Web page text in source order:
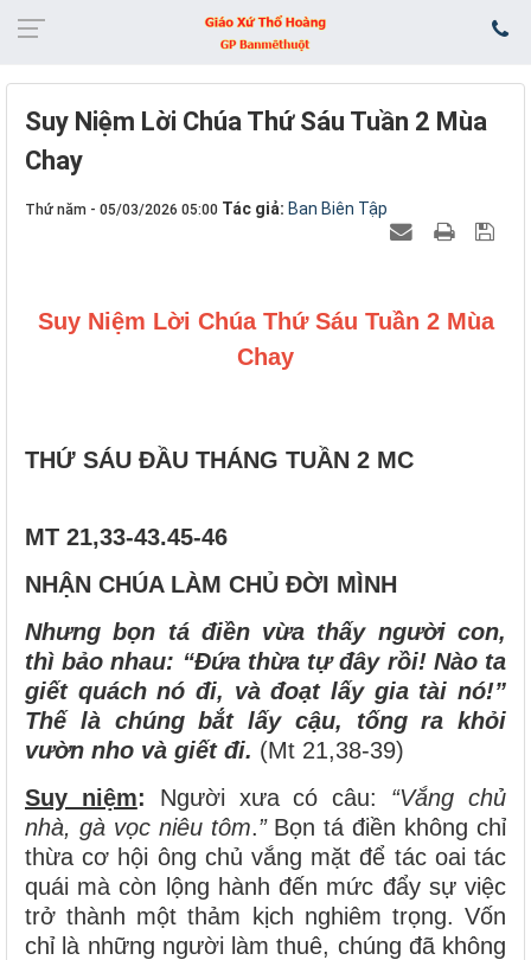
Suy Niệm Lời Chúa Thứ Sáu Tuần 2 Mùa
Chay
Thứ năm - 05/03/2026 05:00 Tác giả: Ban Biên Tập
Suy Niệm Lời Chúa Thứ Sáu Tuần 2 Mùa
Chay
THỨ SÁU ĐẦU THÁNG TUẦN 2 MC
MT 21,33-43.45-46
NHẬN CHÚA LÀM CHỦ ĐỜI MÌNH
Nhưng bọn tá điền vừa thấy người con,
thì bảo nhau: “Đứa thừa tự đây rồi! Nào ta
giết quách nó đi, và đoạt lấy gia tài nó!”
Thế là chúng bắt lấy cậu, tống ra khỏi
vườn nho và giết đi. (Mt 21,38-39)
Suy niệm: Người xưa có câu: “Vắng chủ
nhà, gà vọc niêu tôm.”Bọn tá điền không chỉ
thừa cơ hội ông chủ vắng mặt để tác oai tác
quái mà còn lộng hành đến mức đẩy sự việc
trở thành một thảm kịch nghiêm trọng. Vốn
chỉ là những người làm thuê, chúng đã không